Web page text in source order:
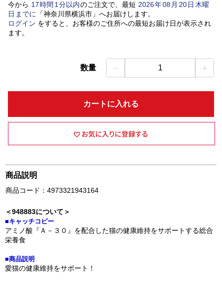
今から 17時間 1 分以内のご注文で、最短 2026年08 月 20日木曜
日 までに 「神奈川県横浜市」 へお届けします。
ログイン をすると、お客様のご住所への最短お届け日が表示され
ます。
数量 － 1 ＋
カートに入れる
商品説明
商品コード：4973321943164
＜948883について＞
■キャッチコピー
アミノ酸『Ａ－３０』を配合した猫の健康維持をサポートする総合
栄養食
■商品説明
愛猫の健康維持をサポート！